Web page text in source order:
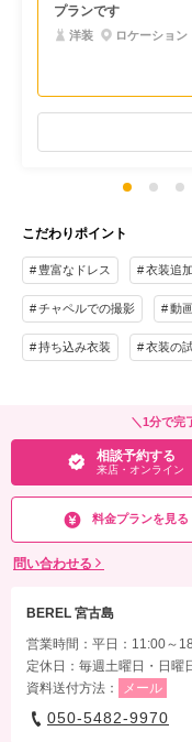
プランです
洋装 ロケーション
こだわりポイント
豊富なドレス 衣装追
チャペルでの撮影 動
持ち込み衣装 衣装の
＼1分で完
相談予約する
来店・オンライン
料金プランを見る
問い合わせる
BEREL 宮古島
営業時間：平日：11:00～
定休日：毎週土曜日・日曜
資料送付方法：
メール
050-5482-9970